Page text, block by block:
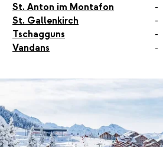
St. Anton im Montafon
-
St. Gallenkirch
-
Tschagguns
-
Vandans
-